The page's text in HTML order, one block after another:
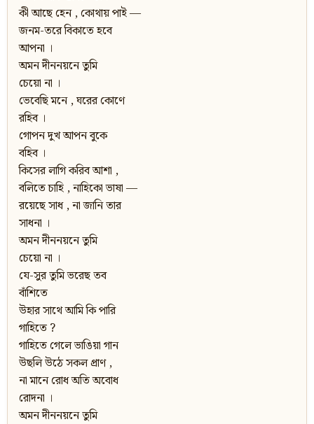
কী আছে হেন , কোথায় পাই —
জনম-তরে বিকাতে হবে
আপনা ।
অমন দীননয়নে তুমি
চেয়ো না ।
ভেবেছি মনে , ঘরের কোণে
রহিব ।
গোপন দুখ আপন বুকে
বহিব ।
কিসের লাগি করিব আশা ,
বলিতে চাহি , নাহিকো ভাষা —
রয়েছে সাধ , না জানি তার
সাধনা ।
অমন দীননয়নে তুমি
চেয়ো না ।
যে-সুর তুমি ভরেছ তব
বাঁশিতে
উহার সাথে আমি কি পারি
গাহিতে ?
গাহিতে গেলে ভাঙিয়া গান
উছলি উঠে সকল প্রাণ ,
না মানে রোধ অতি অবোধ
রোদনা ।
অমন দীননয়নে তুমি